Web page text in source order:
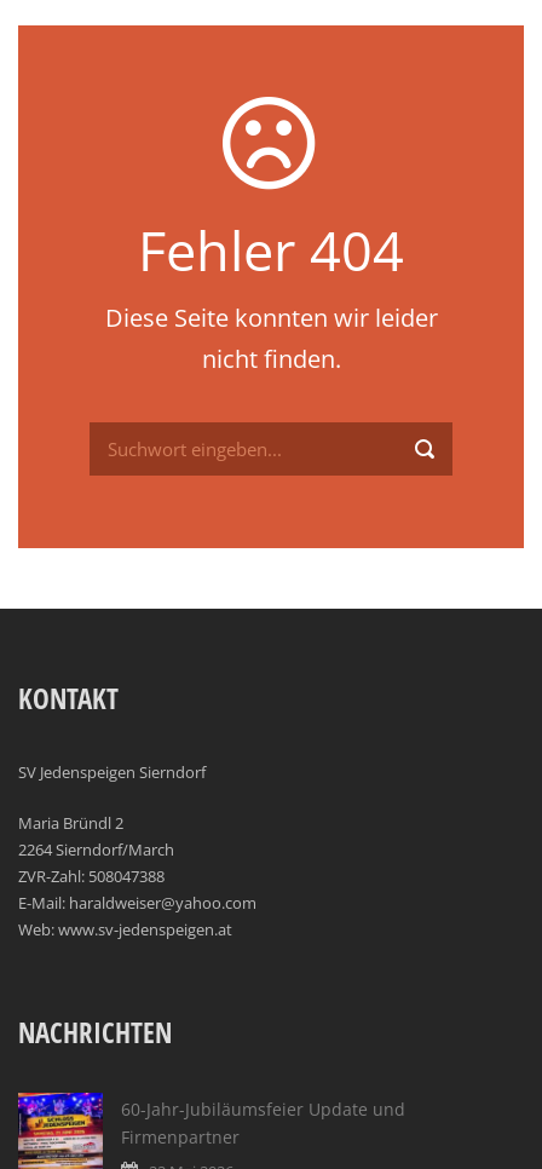
Fehler 404
Diese Seite konnten wir leider
nicht finden.
KONTAKT
SV Jedenspeigen Sierndorf
Maria Bründl 2
2264 Sierndorf/March
ZVR-Zahl: 508047388
E-Mail: haraldweiser@yahoo.com
Web: www.sv-jedenspeigen.at
NACHRICHTEN
60-Jahr-Jubiläumsfeier Update und
Firmenpartner